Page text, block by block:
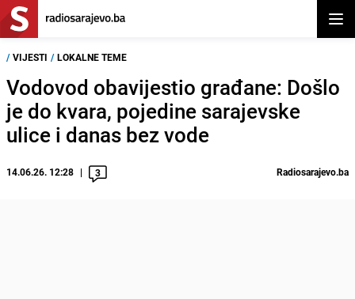
/ VIJESTI / LOKALNE TEME
Vodovod obavijestio građane: Došlo
je do kvara, pojedine sarajevske
ulice i danas bez vode
14.06.26. 12:28 3 Radiosarajevo.ba